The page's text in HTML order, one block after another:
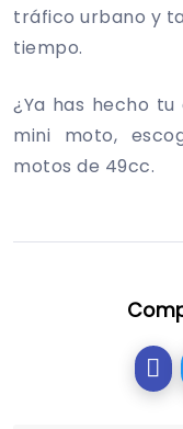
tráfico urbano y
tiempo.
¿Ya has hecho
mini moto,
motos de 49cc.